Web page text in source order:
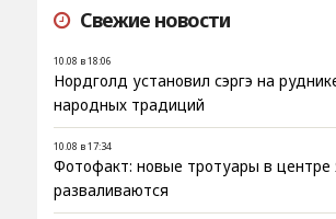
Свежие новости
10.08 в 18:06
Нордголд установил сэргэ на
народных традиций
10.08 в 17:34
Фотофакт: новые тротуары в центре
разваливаются